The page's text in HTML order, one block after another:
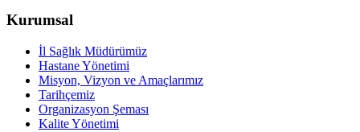
Kurumsal
İl Sağlık Müdürümüz
Hastane Yönetimi
Misyon, Vizyon ve Amaçlarımız
Tarihçemiz
Organizasyon Şeması
Kalite Yönetimi